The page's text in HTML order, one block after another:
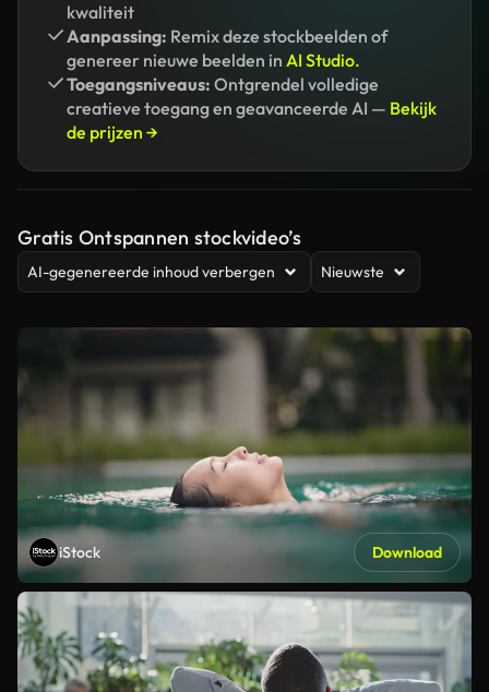
kwaliteit
Aanpassing: Remix deze stockbeelden of
genereer nieuwe beelden in AI Studio.
Toegangsniveaus: Ontgrendel volledige
creatieve toegang en geavanceerde AI — Bekijk
de prijzen →
Gratis Ontspannen stockvideo’s
AI-gegenereerde inhoud verbergen Nieuwste
iStock Download